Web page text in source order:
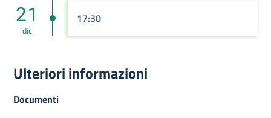
21
dic
17:30
Ulteriori informazioni
Documenti